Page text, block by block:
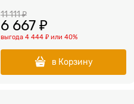
11 111 ₽
6 667 ₽
выгода 4 444 ₽или 40%
в Корзину